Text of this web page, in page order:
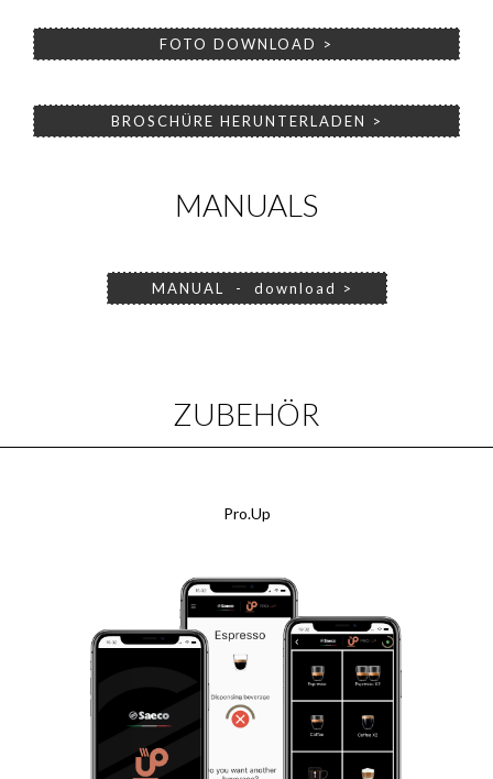
FOTO DOWNLOAD >
BROSCHÜRE HERUNTERLADEN >
MANUALS
MANUAL - download >
ZUBEHÖR
Pro.Up